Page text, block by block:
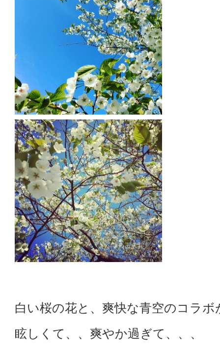
白い桜の花と、爽快な青空のコラボ
眩しくて、、爽やか過ぎて、、、